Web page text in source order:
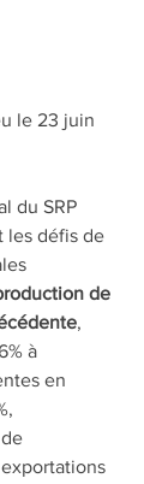
le 23 juin
du SRP
les défis de
de
,
à
en